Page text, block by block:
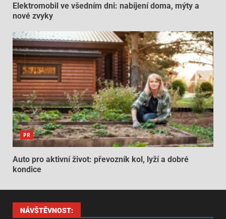
Elektromobil ve všedním dni: nabíjení doma, mýty a
nové zvyky
PR
Auto pro aktivní život: převozník kol, lyží a dobré
kondice
NÁVŠTĚVNOST: